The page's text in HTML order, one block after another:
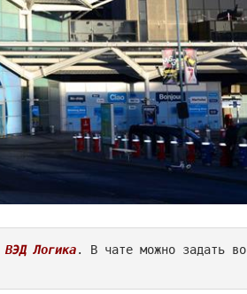
ВЭД Логика. В чате можно задать во